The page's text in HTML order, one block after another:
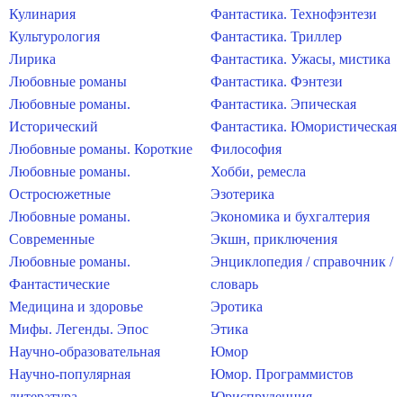
Кулинария
Культурология
Лирика
Любовные романы
Любовные романы.
Исторический
Любовные романы. Короткие
Любовные романы.
Остросюжетные
Любовные романы.
Современные
Любовные романы.
Фантастические
Медицина и здоровье
Мифы. Легенды. Эпос
Научно-образовательная
Научно-популярная
Фантастика. Технофэнтези
Фантастика. Триллер
Фантастика. Ужасы, мистика
Фантастика. Фэнтези
Фантастика. Эпическая
Фантастика. Юмористическая
Философия
Хобби, ремесла
Эзотерика
Экономика и бухгалтерия
Экшн, приключения
Энциклопедия / справочник /
словарь
Эротика
Этика
Юмор
Юмор. Программистов